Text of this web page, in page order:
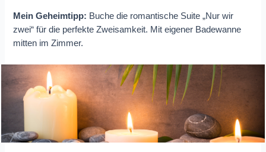
Mein Geheimtipp: Buche die romantische Suite „Nur wir
zwei“ für die perfekte Zweisamkeit. Mit eigener Badewanne
mitten im Zimmer.